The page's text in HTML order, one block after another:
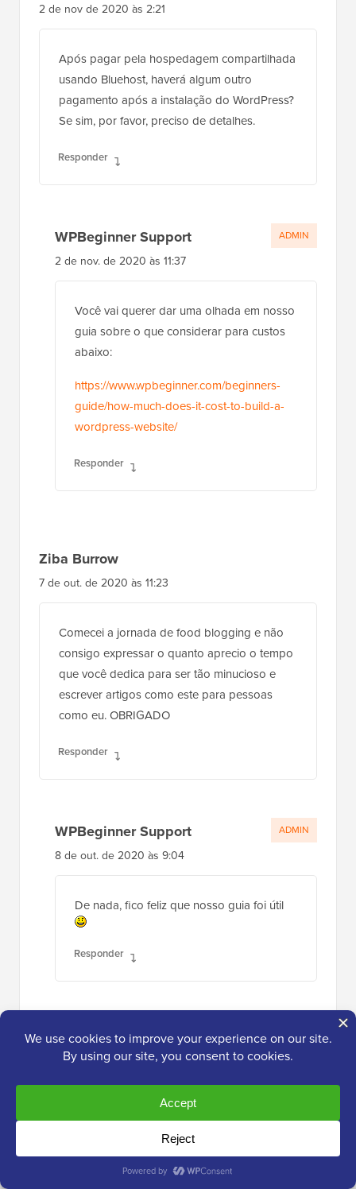
2 de nov de 2020 às 2:21
Após pagar pela hospedagem compartilhada
usando Bluehost, haverá algum outro
pagamento após a instalação do WordPress?
Se sim, por favor, preciso de detalhes.
Responder
WPBeginner Support
2 de nov. de 2020 às 11:37
Você vai querer dar uma olhada em nosso
guia sobre o que considerar para custos
abaixo:
https://www.wpbeginner.com/beginners-
guide/how-much-does-it-cost-to-build-a-
wordpress-website/
Responder
ADMIN
Ziba Burrow
7 de out. de 2020 às 11:23
Comecei a jornada de food blogging e não
consigo expressar o quanto aprecio o tempo
que você dedica para ser tão minucioso e
escrever artigos como este para pessoas
como eu. OBRIGADO
Responder
WPBeginner Support
8 de out. de 2020 às 9:04
De nada, fico feliz que nosso guia foi útil
Responder
ADMIN
Lyn
Sou novo em hospedagem web. Quero a
opção de hospedagem compartilhada, como
faço isso com a Bluehost, por exemplo? No